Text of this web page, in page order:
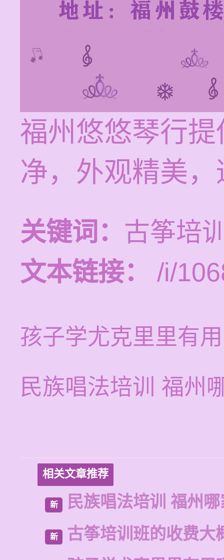
福州悠悠琴行
净，外观精美
关键词： 古筝培
文本链接：
/i/
孩子学尤克里里有
民族唱法培训 福州
相关文章推荐
新 民族唱法培训 福州
新
古筝培训班的收费大